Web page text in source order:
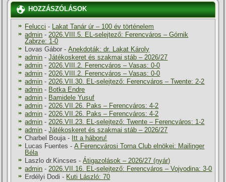
HOZZÁSZÓLÁSOK
Felucci - Lakat Tanár úr – 100 év történelem
admin - 2026.VIII.5. EL-selejtező: Ferencváros – Górnik
Zabrze: 1-0
Lovas Gábor -Anekdoták: dr. Lakat Károly
admin -Játékoskeret és szakmai stáb – 2026/27
admin - 2026.VIII.2. Ferencváros – Vasas: 0-0
admin - 2026.VIII.2. Ferencváros – Vasas: 0-0
admin - 2026.VII.30. EL-selejtező: Ferencváros – Twente: 2-2
admin - Botka Endre
admin - Bamidele Yusuf
admin - 2026.VII.26. Paks – Ferencváros: 4-2
admin - 2026.VII.26. Paks – Ferencváros: 4-2
admin - 2026.VII.23. EL-selejtező: Twente – Ferencváros: 1-2
admin -Játékoskeret és szakmai stáb – 2026/27
Charbel Bouja - Itt a háboru!
Lucas Fuentes -A Ferencvárosi Torna Club elnökei: Mailinger
Béla
Laszlo dr.Kincses -Átigazolások – 2026/27 (nyár)
admin - 2026.VII.16. EL-selejtező: Ferencváros – Vojvodina: 3-0
Erdélyi Dodi - Kuti László: 70